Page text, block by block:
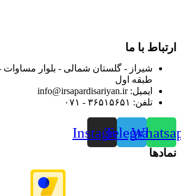
ارتباط با ما
شیراز - گلستان شمالی - بلوار
طبقه اول
ایمیل: info@irsapardisariyan.ir
تلفن: ۳۶۵۱۵۶۵۱ - ۰۷۱
Telegram
Instagram
نمادها